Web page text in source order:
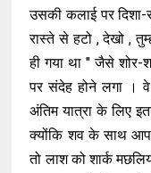
उसकी कलाई पर
रास्ते से हटो , देखो ,
ही गया था " जैसे शोर-
पर संदेह होने लगा ।
अंतिम यात्रा के लिए
क्योंकि शव के साथ आप
तो लाश को शार्क